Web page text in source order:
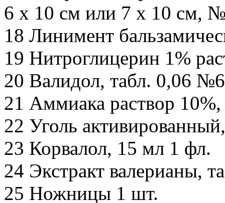
6 x 10 см или 7 x 10 см,
18 Линимент
19 Нитроглицерин 1%
20 Валидол, табл. 0,06
21 Аммиака раствор
22 Уголь
23 Корвалол, 15 мл 1 фл.
24 Экстракт валерианы,
25 Ножницы 1 шт.